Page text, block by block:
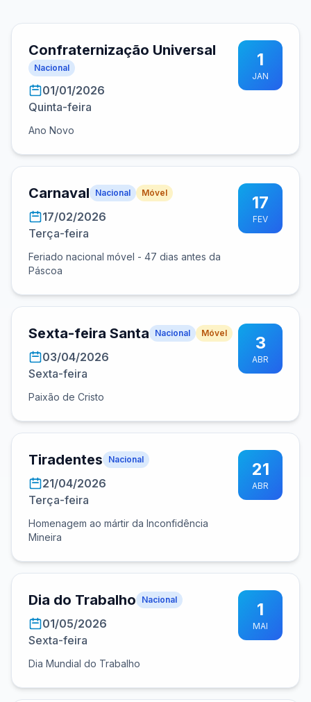
Confraternização Universal
Nacional
01/01/2026
Quinta-feira
Ano Novo
1
JAN
Carnaval Nacional Móvel
17/02/2026
Terça-feira
Feriado nacional móvel - 47 dias antes da
Páscoa
17
FEV
Sexta-feira Santa Nacional Móvel
03/04/2026
Sexta-feira
Paixão de Cristo
3
ABR
Tiradentes Nacional
21/04/2026
Terça-feira
Homenagem ao mártir da Inconfidência
Mineira
21
ABR
Dia do Trabalho Nacional
01/05/2026
Sexta-feira
Dia Mundial do Trabalho
1
MAI